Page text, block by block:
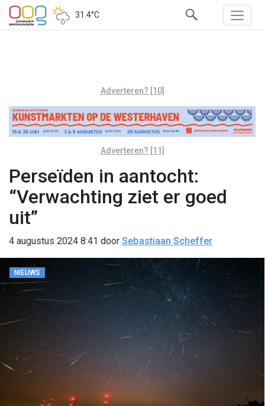
31.4°C
Adverteren? [10]
Adverteren? [11]
Perseïden in aantocht:
“Verwachting ziet er goed
uit”
4 augustus 2024 8:41 door Sebastiaan Scheffer
NIEUWS